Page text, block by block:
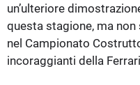
un’ulteriore
questa stagione, ma
nel Campionato
incoraggianti della